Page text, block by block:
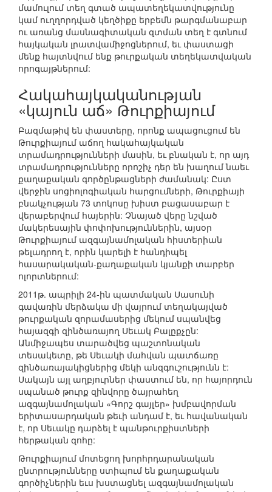
մամուլում տեղ գտած ապատեղեկատվությունը
կամ ուղղորդված կեղծիքը երբեմն թարգմանաբար
ու առանց մասնագիտական զտման տեղ է գտնում
հայկական լրատվամիջոցներում, եւ փաստացի
մենք հայտնվում ենք թուրքական տեղեկատվական
որոգայթներում:
Հակահայկականության
«կայուն աճ» Թուրքիայում
Բազմաթիվ են փաստերը, որոնք ապացուցում են
Թուրքիայում աճող հակահայկական
տրամադրությունների մասին, եւ բնական է, որ այդ
տրամադրությունները որոշիչ դեր են խաղում նաեւ
քաղաքական գործընթացների ժամանակ: Ըստ
վերջին սոցիոլոգիական հարցումների, Թուրքիայի
բնակչության 73 տոկոսը խիստ բացասաբար է
վերաբերվում հայերին: Չնայած վերը նշված
մակերեսային փոփոխություններին, այսօր
Թուրքիայում ազգայնամոլական հիստերիան
թելադրող է, որին կարելի է հանդիպել
հասարակական-քաղաքական կյանքի տարբեր
ոլորտներում:
2011թ. ապրիլի 24-ին պատմական Սասունի
գավառին մերձակա մի վայրում տեղակայված
թուրքական զորամասերից մեկում սպանվեց
հայազգի զինծառայող Սեւակ Բալըքչըն:
Անմիջապես տարածվեց պաշտոնական
տեսակետը, թե Սեւակի մահվան պատճառը
զինծառայակիցներից մեկի անզգուշությունն է:
Սակայն այլ աղբյուրներ փաստում են, որ հայորդուն
սպանած թուրք զինվորը ծայրահեղ
ազգայնամոլական «Գորշ գայլեր» խմբավորման
երիտասարդական թեւի անդամ է, եւ հավանական
է, որ Սեւակը դարձել է պանթուրքիստների
հերթական զոհը:
Թուրքիայում մոտեցող խորհրդարանական
ընտրությունները ստիպում են քաղաքական
գործիչներին եւս խստացնել ազգայնամոլական